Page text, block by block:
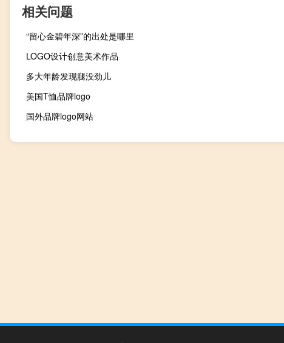
相关问题
“留心金碧年深”的出处是哪里
LOGO设计创意美术作品
多大年龄发现腿没劲儿
美国T恤品牌logo
国外品牌logo网站